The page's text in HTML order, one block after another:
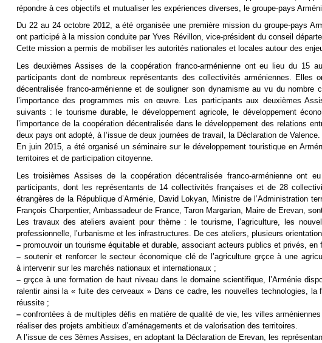
répondre à ces objectifs et mutualiser les expériences diverses, le groupe-pays
Du 22 au 24 octobre 2012, a été organisée une première mission du groupe-pays
ont participé à la mission conduite par Yves Révillon, vice-président du conseil
Cette mission a permis de mobiliser les autorités nationales et locales autour des
Les deuxièmes Assises de la coopération franco-arménienne ont eu lieu du 15
participants dont de nombreux représentants des collectivités arméniennes. Elles
décentralisée franco-arménienne et de souligner son dynamisme au vu du
l’importance des programmes mis en œuvre. Les participants aux deuxièmes
suivants : le tourisme durable, le développement agricole, le développement
l’importance de la coopération décentralisée dans le développement des relations
deux pays ont adopté, à l’issue de deux journées de travail, la Déclaration de Valence.
En juin 2015, a été organisé un séminaire sur le développement touristique en
territoires et de participation citoyenne.
Les troisièmes Assises de la coopération décentralisée franco-arménienne ont
participants, dont les représentants de 14 collectivités françaises et de 28
étrangères de la République d’Arménie, David Lokyan, Ministre de l’Administration
François Charpentier, Ambassadeur de France, Taron Margarian, Maire de Erevan,
Les travaux des ateliers avaient pour thème : le tourisme, l’agriculture, les
professionnelle, l’urbanisme et les infrastructures. De ces ateliers, plusieurs
–promouvoir un tourisme équitable et durable, associant acteurs publics et privés, en
–soutenir et renforcer le secteur économique clé de l’agriculture grçce à une
à intervenir sur les marchés nationaux et internationaux ;
–grçce à une formation de haut niveau dans le domaine scientifique, l’Arménie
ralentir ainsi la « fuite des cerveaux » Dans ce cadre, les nouvelles technologies,
réussite ;
–confrontées à de multiples défis en matière de qualité de vie, les villes
réaliser des projets ambitieux d’aménagements et de valorisation des territoires.
A l’issue de ces 3èmes Assises, en adoptant la Déclaration de Erevan, les